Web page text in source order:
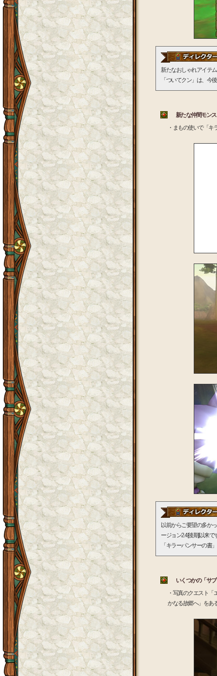
新たなおしゃれアイテ
「ついてクン」は、今
新たな仲間モン
・まもの使いで「
以前からご要望の多か
ージョン2.4[後期]以来で
「キラーパンサーの書
いくつかの「サ
・写真のクエスト
かなる故郷へ」をあ